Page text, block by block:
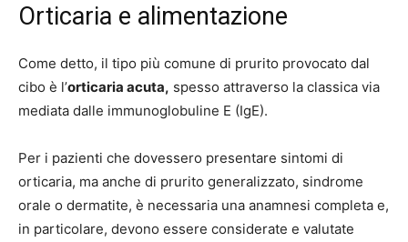
Orticaria e alimentazione
Come detto, il tipo più comune di prurito provocato dal
cibo è l’orticaria acuta, spesso attraverso la classica via
mediata dalle immunoglobuline E (IgE).
Per i pazienti che dovessero presentare sintomi di
orticaria, ma anche di prurito generalizzato, sindrome
orale o dermatite, è necessaria una anamnesi completa e,
in particolare, devono essere considerate e valutate